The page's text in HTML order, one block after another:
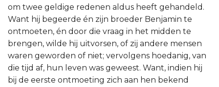
om twee geldige redenen aldus heeft gehandeld.
Want hij begeerde én zijn broeder Benjamin te
ontmoeten, én door die vraag in het midden te
brengen, wilde hij uitvorsen, of zij andere mensen
waren geworden of niet; vervolgens hoedanig, van
die tijd af, hun leven was geweest. Want, indien hij
bij de eerste ontmoeting zich aan hen bekend